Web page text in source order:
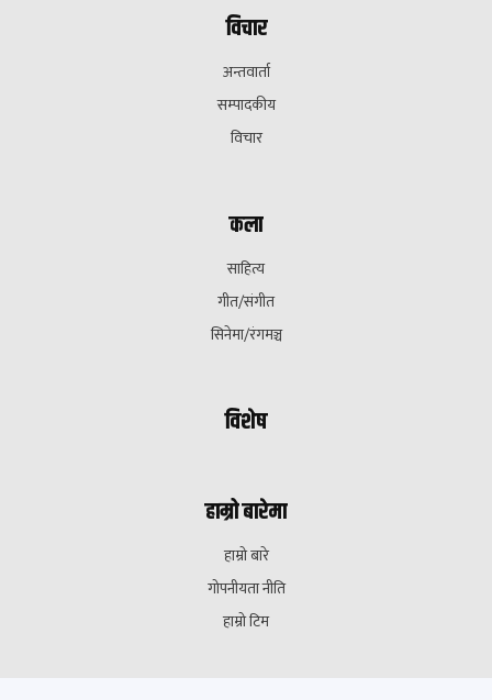
विचार
अन्तवार्ता
सम्पादकीय
विचार
कला
साहित्य
गीत/संगीत
सिनेमा/रंगमञ्च
विशेष
हाम्रो बारेमा
हाम्रो बारे
गोपनीयता नीति
हाम्रो टिम